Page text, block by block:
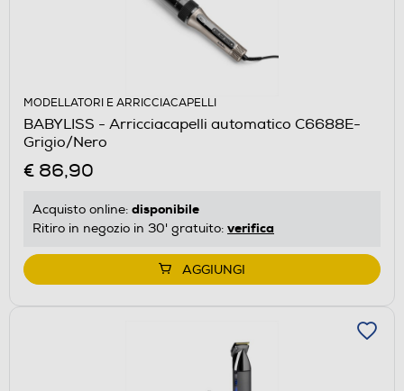
MODELLATORI E ARRICCIACAPELLI
BABYLISS - Arricciacapelli automatico C6688E-
Grigio/Nero
€ 86,90
Acquisto online: disponibile
Ritiro in negozio in 30' gratuito: verifica
AGGIUNGI